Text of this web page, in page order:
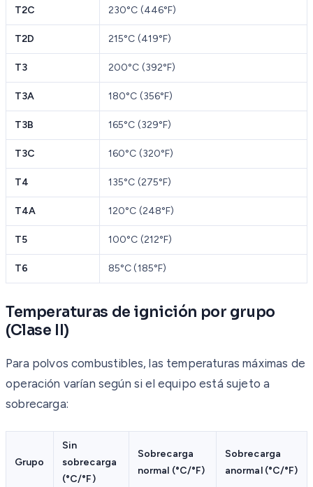
T2C 230°C (446°F)
T2D 215°C (419°F)
T3 200°C (392°F)
T3A 180°C (356°F)
T3B 165°C (329°F)
T3C 160°C (320°F)
T4 135°C (275°F)
T4A 120°C (248°F)
T5 100°C (212°F)
T6 85°C (185°F)
Temperaturas de ignición por grupo
(Clase II)
Para polvos combustibles, las temperaturas máximas de
operación varían según si el equipo está sujeto a
sobrecarga:
Grupo
Sin
sobrecarga
(°C/°F)
Sobrecarga
normal (°C/°F)
Sobrecarga
anormal (°C/°F)